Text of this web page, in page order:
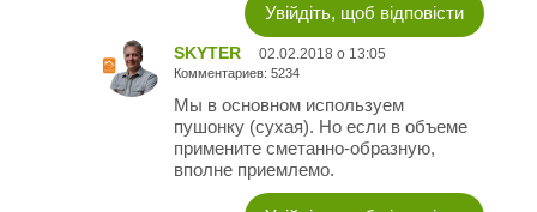
Увійдіть, щоб відповісти
SKYTER 02.02.2018 о 13:05
Комментариев: 5234
Мы в основном используем
пушонку (сухая). Но если в объеме
примените сметанно-образную,
вполне приемлемо.